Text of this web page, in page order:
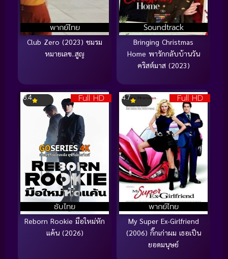
พากย์ไทย
Club Zero (2023) ชมรม
หมายเลข..สูญ
Soundtrack
Bringing Christmas
Home พารักกลับบ้านวัน
คริสต์มาส (2023)
Full HD
ซับไทย
8.4
Reborn Rookie มือใหม่หัก
แค้น (2026)
Full HD
พากย์ไทย
4.7
My Super Ex-Girlfriend
(2006) กิ๊กเก่าผม เธอเป็น
ยอดมนุษย์